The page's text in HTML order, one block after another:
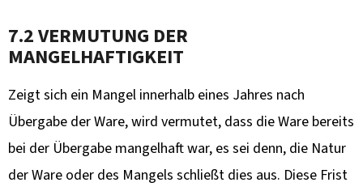
7.2 VERMUTUNG DER
MANGELHAFTIGKEIT
Zeigt sich ein Mangel innerhalb eines Jahres nach
Übergabe der Ware, wird vermutet, dass die Ware bereits
bei der Übergabe mangelhaft war, es sei denn, die Natur
der Ware oder des Mangels schließt dies aus. Diese Frist